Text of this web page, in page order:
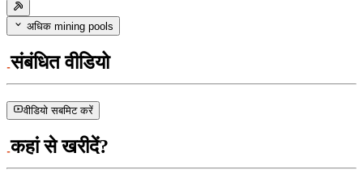
अधिक mining pools
संबंधित वीडियो
वीडियो सबमिट करें
कहां से खरीदें?